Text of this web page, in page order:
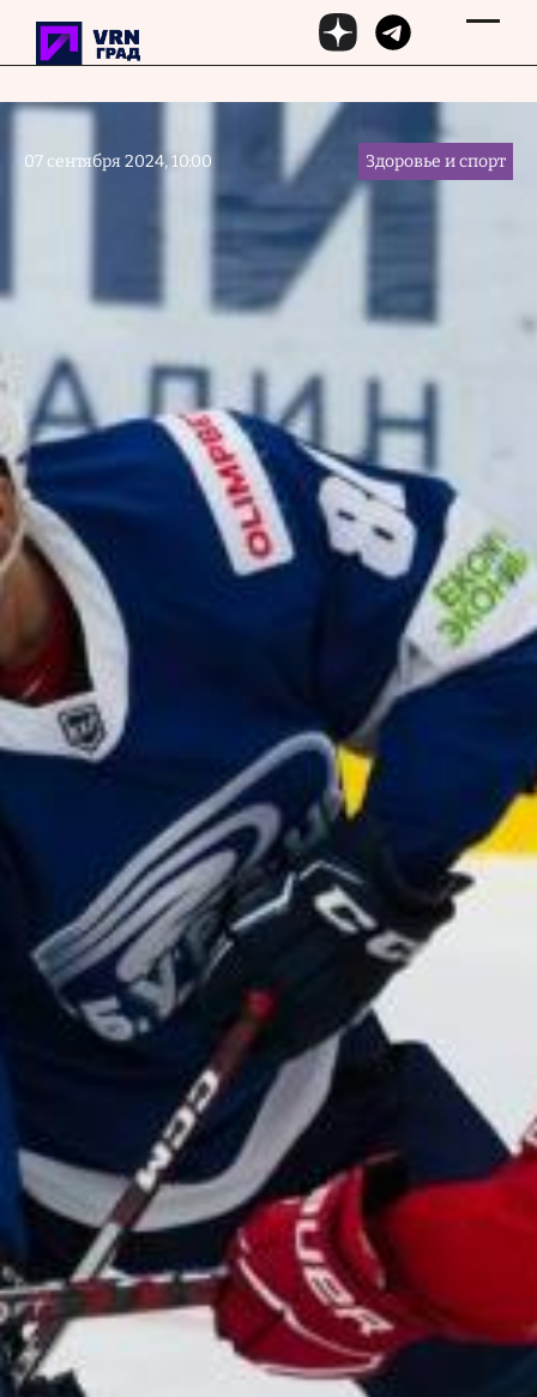
Перейти к основному содержанию
07 сентября 2024, 10:00 Здоровье и спорт